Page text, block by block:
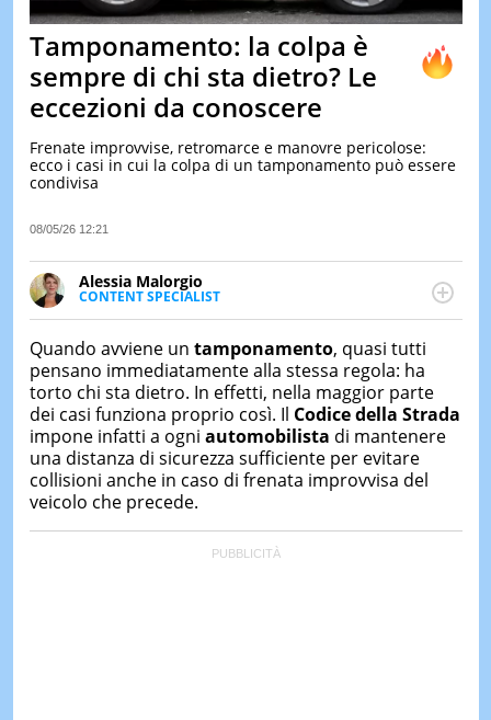
&
TEST
DI
DI
IERI
Tamponamento: la colpa è
sempre di chi sta dietro? Le
eccezioni da conoscere
Frenate improvvise, retromarce e manovre pericolose:
ecco i casi in cui la colpa di un tamponamento può essere
condivisa
08/05/26 12:21
Alessia Malorgio
CONTENT SPECIALIST
Ha conseguito un Master in Marketing Management
occupa della creazione di contenuti in ottica SEO e
dello sviluppo di strategie marketing attraverso
canali digitali.
Quando avviene un tamponamento, quasi tutti
pensano immediatamente alla stessa regola: ha
torto chi sta dietro. In effetti, nella maggior parte
dei casi funziona proprio così. Il Codice della Strada
impone infatti a ogni automobilista di mantenere
una distanza di sicurezza sufficiente per evitare
collisioni anche in caso di frenata improvvisa del
veicolo che precede.